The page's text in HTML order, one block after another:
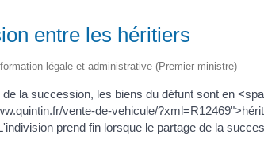
entre les héritiers
légale et administrative (Premier ministre)
la succession, les biens du défunt sont en
vente-de-vehicule/
prend fin lorsque le partage de la